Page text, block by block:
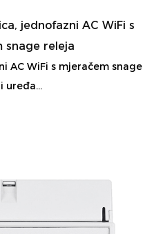
jednofazni AC WiFi s
snage releja
AC WiFi s mjeračem snage
uređa...